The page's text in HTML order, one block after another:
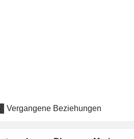
Vergangene Beziehungen